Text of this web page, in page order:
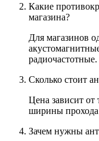
Какие
магазина?
Для магазинов
радиочастотные.
Сколько стоит
Цена зависит от
ширины прохода
Зачем нужны